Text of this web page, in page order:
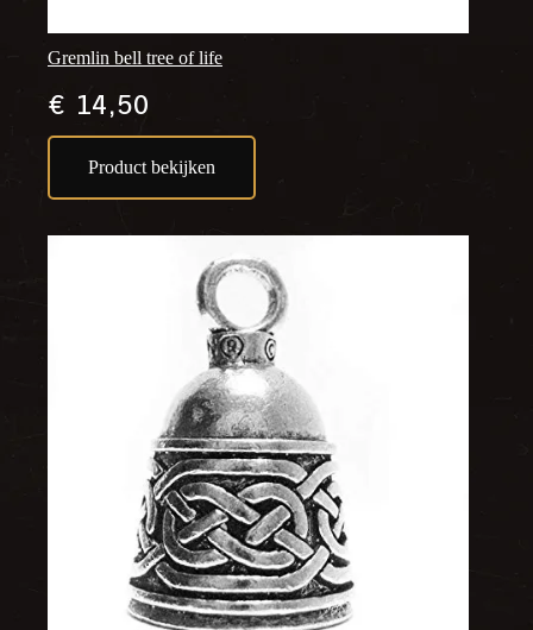
Gremlin bell tree of life
€14,50
Product bekijken